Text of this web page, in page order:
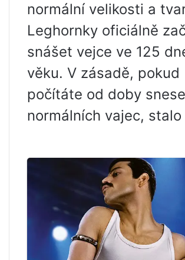
normální velikosti a
Leghornky oficiálně
snášet vejce ve 125
věku. V zásadě, pokud
počítáte od doby
normálních vajec,